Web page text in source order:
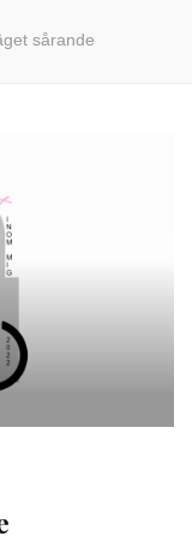
sårande